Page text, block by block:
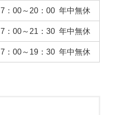
7：00～20：00 年中無休
7：00～21：30 年中無休
7：00～19：30 年中無休